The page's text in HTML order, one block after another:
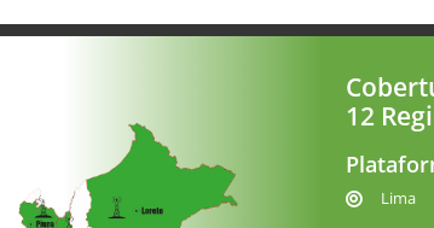
12
Lima